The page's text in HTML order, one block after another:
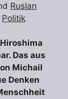
Ruslan
Politik
Das aus
Michail
Denken